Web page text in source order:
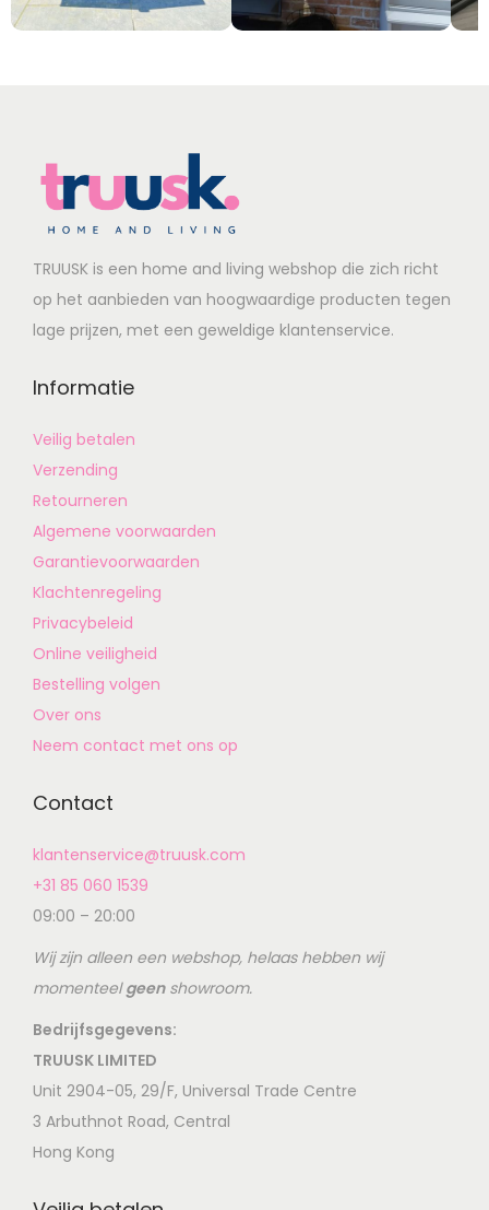
TRUUSK is een home and living webshop die zich richt
op het aanbieden van hoogwaardige producten tegen
lage prijzen, met een geweldige klantenservice.
Informatie
Veilig betalen
Verzending
Retourneren
Algemene voorwaarden
Garantievoorwaarden
Klachtenregeling
Privacybeleid
Online veiligheid
Bestelling volgen
Over ons
Neem contact met ons op
Contact
klantenservice@truusk.com
+31 85 060 1539
09:00 – 20:00
Wij zijn alleen een webshop, helaas hebben wij
momenteelgeenshowroom.
Bedrijfsgegevens:
TRUUSK LIMITED
Unit 2904-05, 29/F, Universal Trade Centre
3 Arbuthnot Road, Central
Hong Kong